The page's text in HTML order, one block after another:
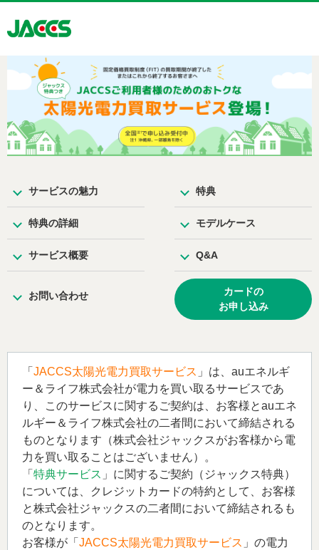
サービスの魅力 特典
特典の詳細 モデルケース
サービス概要 Q&A
お問い合わせ
カードの
お申し込み
「 JACCS太陽光電力買取サービス 」は、auエネルギ
ー＆ライフ株式会社が電力を買い取るサービスであ
り、このサービスに関するご契約は、お客様とauエネ
ルギー＆ライフ株式会社の二者間において締結される
ものとなります（株式会社ジャックスがお客様から電
力を買い取ることはございません）。
「 特典サービス 」に関するご契約（ジャックス特典）
については、クレジットカードの特約として、お客様
と株式会社ジャックスの二者間において締結されるも
のとなります。
お客様が「 JACCS太陽光電力買取サービス 」の電力